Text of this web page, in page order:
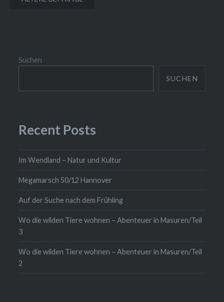
Suchen
SUCHEN
Recent Posts
Im Wendland – Natur und Kultur
Megamarsch 50/12 Hannover
Auf der Suche nach dem Frühling
Wo die wilden Tiere wohnen – Abenteuer in Masuren/Teil
3
Wo die wilden Tiere wohnen – Abenteuer in Masuren/Teil
2